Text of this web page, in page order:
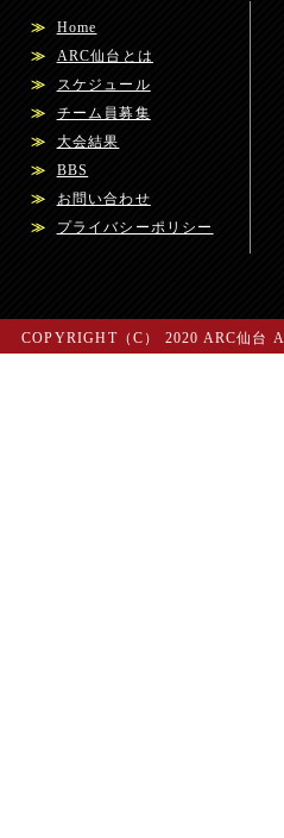
≫
Home
≫
ARC仙台とは
≫
スケジュール
≫
チーム員募集
≫
大会結果
≫
BBS
≫
お問い合わせ
≫
プライバシーポリシー
COPYRIGHT（C） 2020 ARC仙